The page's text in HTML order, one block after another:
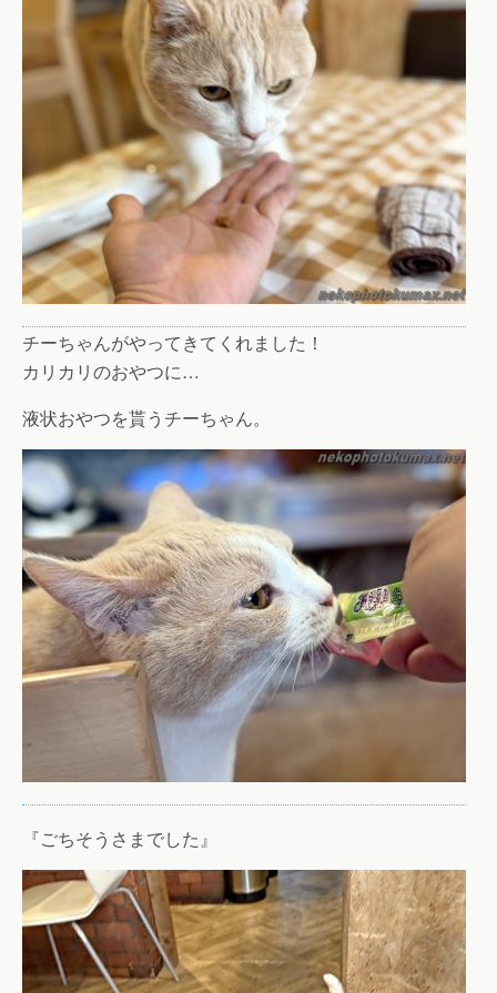
チーちゃんがやってきてくれました！
カリカリのおやつに…
液状おやつを貰うチーちゃん。
『ごちそうさまでした』